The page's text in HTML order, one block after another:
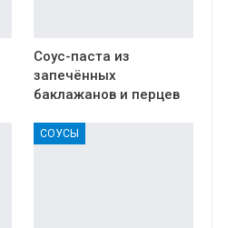
Соус-паста из
запечённых
баклажанов и перцев
СОУСЫ